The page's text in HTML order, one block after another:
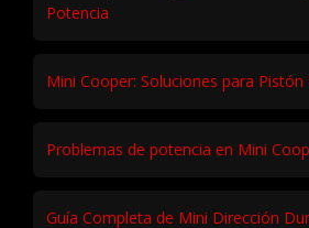
Potencia
Mini Cooper: Soluciones para Pistón
Problemas de potencia en Mini
Guía Completa de Mini Dirección